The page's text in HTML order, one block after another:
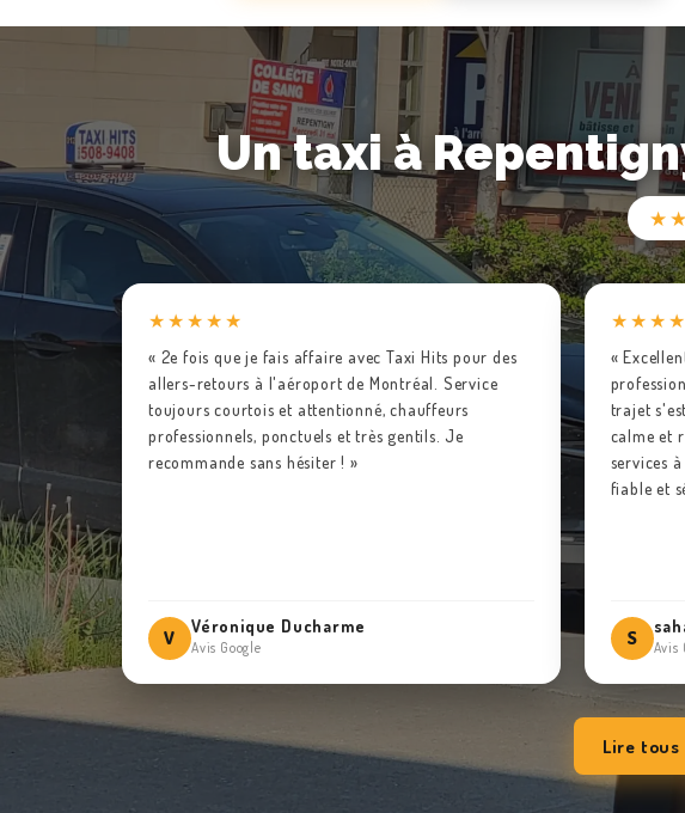
CLIENTS
Un taxi à
★★★★★
« 2e fois que je fais affaire avec Taxi Hits pour des
allers-retours à l'aéroport de Montréal. Service
toujours courtois et attentionné, chauffeurs
professionnels, ponctuels et très gentils. Je
recommande sans hésiter ! »
V
Véronique Ducharme
Avis Google
«
trajet
calme et
services
fiable et
S Avis
Lire tous